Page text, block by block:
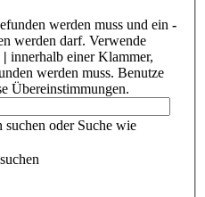
werden muss und ein -
werden darf. Verwende
| innerhalb einer Klammer,
werden muss. Benutze
Übereinstimmungen.
oder Suche wie